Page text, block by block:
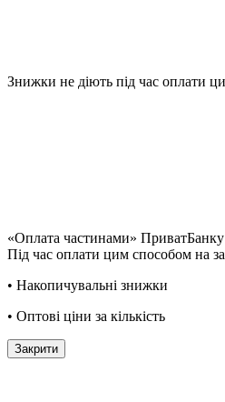
Знижки не діють під час оплати
«Оплата частинами» ПриватБанку
Під час оплати цим способом на
• Накопичувальні знижки
• Оптові ціни за кількість
Закрити